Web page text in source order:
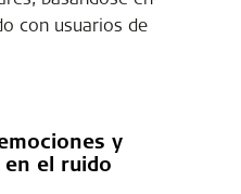
con usuarios de
y
el ruido